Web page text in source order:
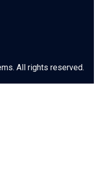
All rights reserved.